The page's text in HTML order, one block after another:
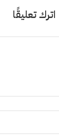
اترك تعليقًا